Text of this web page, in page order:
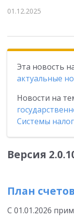
01.12.2025
Эта новость
актуальные
Новости на
Системы
Версия
План
С 01.01.2026